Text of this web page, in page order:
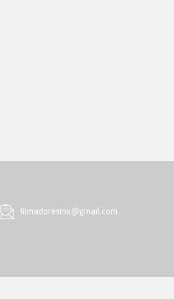
ﬁlmadoresmx@gmail.com